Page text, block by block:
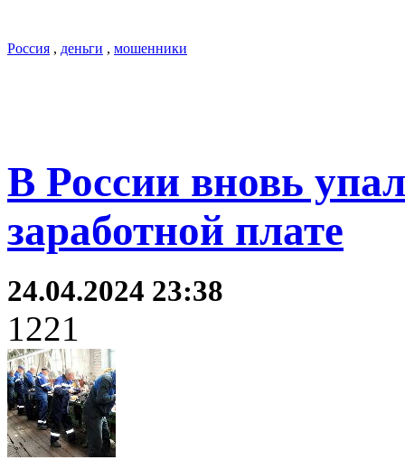
Россия , деньги , мошенники
В России вновь
заработной плате
24.04.2024 23:38
1221